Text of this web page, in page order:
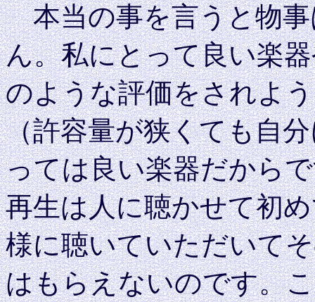
本当の事を言うと物事
ん。私にとって良い楽
のような評価をされよ
（許容量が狭くても自
っては良い楽器だから
再生は人に聴かせて初
様に聴いていただいて
はもらえないのです。